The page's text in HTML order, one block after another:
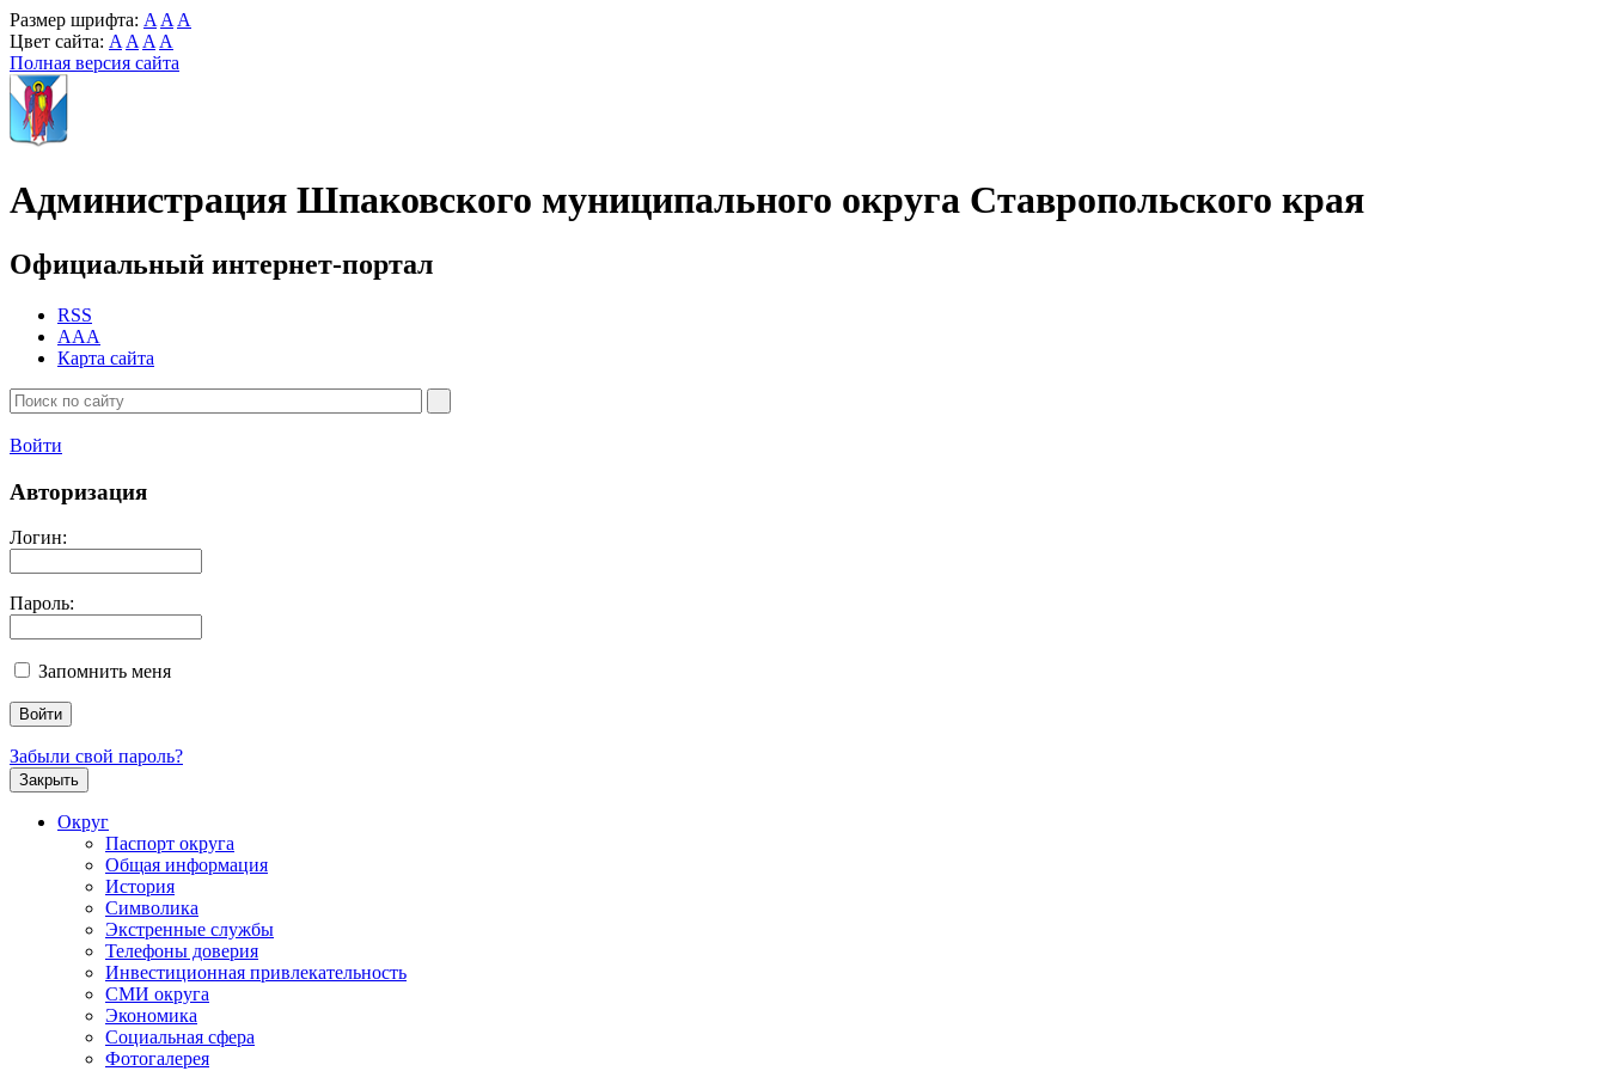
Размер шрифта: A A A
Цвет сайта: A A A A
Полная версия сайта
Администрация Шпаковского муниципального округа Ставропольского края
Официальный интернет-портал
RSS
AAA
Карта сайта
Войти
Авторизация
Логин:
Пароль:
Запомнить меня
Забыли свой пароль?
Закрыть
Округ
Паспорт округа
Общая информация
История
Символика
Экстренные службы
Телефоны доверия
Инвестиционная привлекательность
СМИ округа
Экономика
Социальная сфера
Фотогалерея